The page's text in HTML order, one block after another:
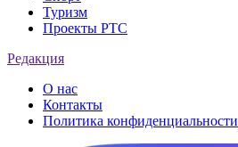
Туризм
Проекты РТС
Редакция
О нас
Контакты
Политика конфиденциальности